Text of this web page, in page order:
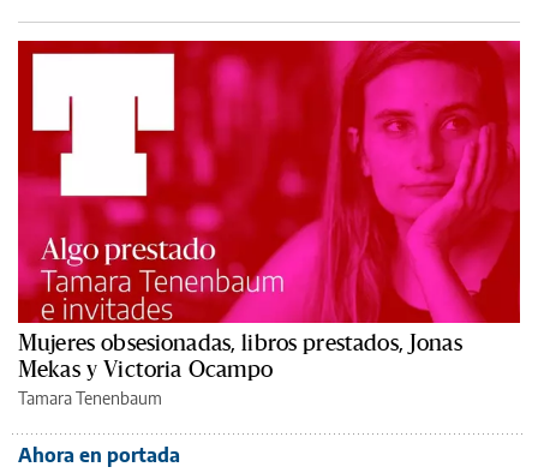
Mujeres obsesionadas, libros prestados, Jonas
Mekas y Victoria Ocampo
Tamara Tenenbaum
Ahora en portada